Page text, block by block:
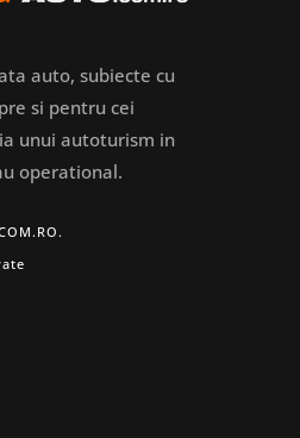
auto, subiecte cu
si pentru cei
unui autoturism in
operational.